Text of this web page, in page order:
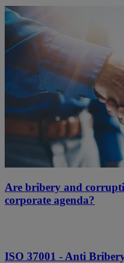
Are bribery and
corporate agenda?
ISO 37001 - Anti